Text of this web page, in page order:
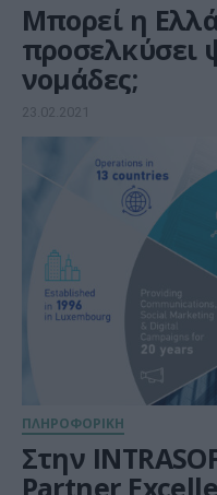
Μπορεί η
προσελκύσει
νομάδες;
23.02.2021
ΠΛΗΡΟΦΟΡΙΚΗ
Στην